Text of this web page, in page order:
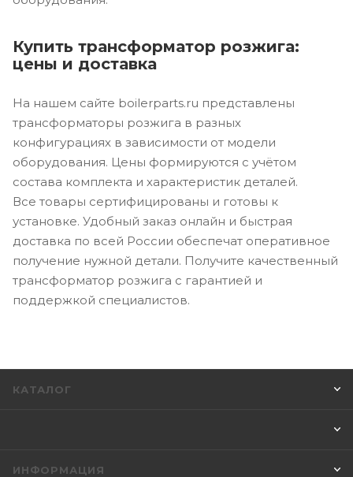
Купить трансформатор розжига:
цены и доставка
На нашем сайте boilerparts.ru представлены
трансформаторы розжига в разных
конфигурациях в зависимости от модели
оборудования. Цены формируются с учётом
состава комплекта и характеристик деталей.
Все товары сертифицированы и готовы к
установке. Удобный заказ онлайн и быстрая
доставка по всей России обеспечат оперативное
получение нужной детали. Получите качественный
трансформатор розжига с гарантией и
поддержкой специалистов.
КАТАЛОГ
ИНФОРМАЦИЯ